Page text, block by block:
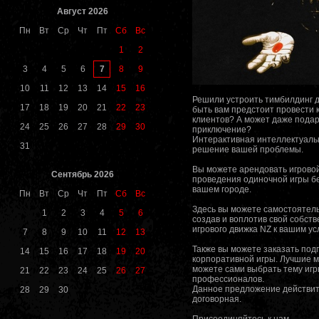
Август 2026
Пн
Вт Ср Чт Пт Сб
Вс
1
2
3
4 5 6 7 8
9
10
11 12 13 14 15
16
17
18 19 20 21 22
23
24
25 26 27 28 29
30
31
Сентябрь 2026
Пн
Вт Ср Чт Пт Сб
Вс
1
2 3 4 5
6
7
8 9 10 11 12
13
14
15 16 17 18 19
20
21
22 23 24 25 26
27
28
29 30
Решили устроить тимбилдинг
быть вам предстоит провести
клиентов? А может даже
приключение?
Интерактивная
решение вашей проблемы.
Вы можете арендовать
проведения одиночной игры
вашем городе.
Здесь вы можете
создав и воплотив свой
игрового движка NZ к вашим
Также вы можете заказать
корпоративной игры. Лучшие
можете сами выбрать тему
профессионалов.
Данное предложение
договорная.